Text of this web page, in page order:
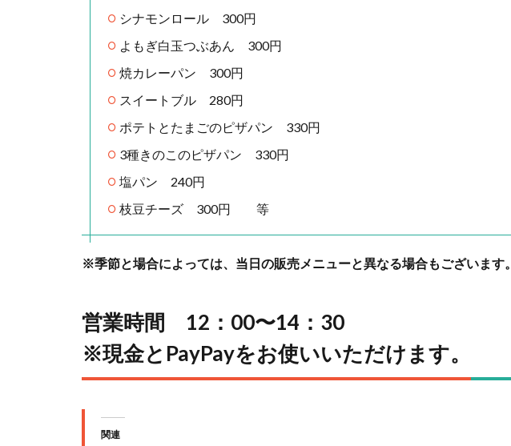
シナモンロール 300円
よもぎ白玉つぶあん 300円
焼カレーパン 300円
スイートブル 280円
ポテトとたまごのピザパン 330円
3種きのこのピザパン 330円
塩パン 240円
枝豆チーズ 300円 等
※季節と場合によっては、当日の販売メニューと異なる場合もございます。
営業時間 12：00〜14：30
※現金とPayPayをお使いいただけます。
関連